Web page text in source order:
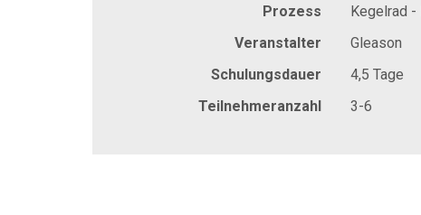
Prozess
Kegelrad -
Veranstalter
Gleason
Schulungsdauer
4,5 Tage
Teilnehmeranzahl
3-6